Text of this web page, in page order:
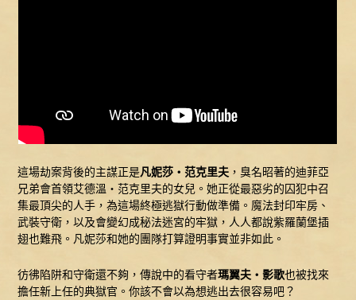
這場劫案背後的主謀正是凡妮莎‧范克里夫 ，臭名昭著的迪菲亞
兄弟會首領艾德溫‧范克里夫的女兒。她正從最惡劣的囚犯中召
集最頂尖的人手，為這場終極逃獄行動做準備。魔法封印牢房、
武裝守衛，以及會變幻成秘法迷宮的牢獄，人人都說紫羅蘭堡插
翅也難飛。凡妮莎和她的團隊打算證明事實並非如此。
彷彿陷阱和守衛還不夠，傳說中的看守者瑪翼夫‧影歌也被找來
擔任新上任的典獄官。你該不會以為想逃出去很容易吧？